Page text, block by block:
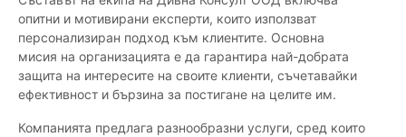
опитни и мотивирани експерти, които използват
персонализиран подход към клиентите. Основна
мисия на организацията е да гарантира най-добрата
защита на интересите на своите клиенти, съчетавайки
ефективност и бързина за постигане на целите им.
Компанията предлага разнообразни услуги, сред които